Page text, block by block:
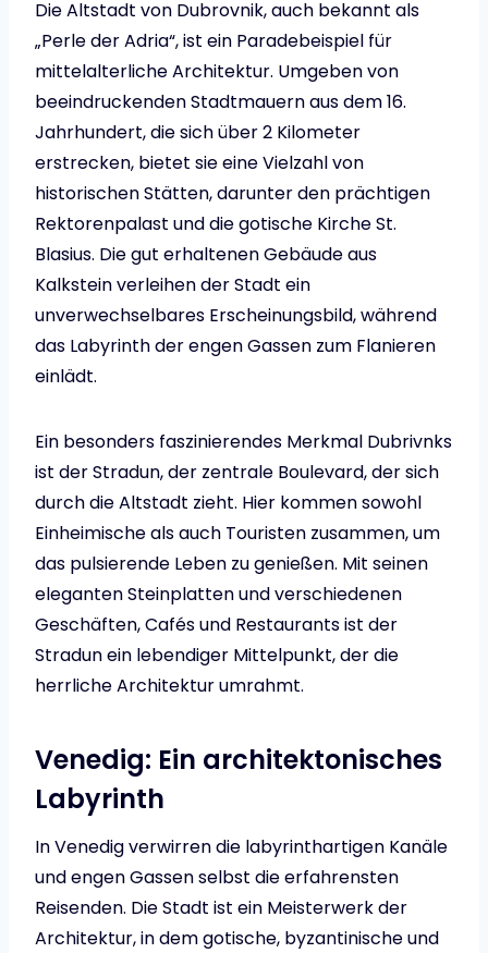
Die Altstadt von Dubrovnik, auch bekannt als
„Perle der Adria“, ist ein Paradebeispiel für
mittelalterliche Architektur. Umgeben von
beeindruckenden Stadtmauern aus dem 16.
Jahrhundert, die sich über 2 Kilometer
erstrecken, bietet sie eine Vielzahl von
historischen Stätten, darunter den prächtigen
Rektorenpalast und die gotische Kirche St.
Blasius. Die gut erhaltenen Gebäude aus
Kalkstein verleihen der Stadt ein
unverwechselbares Erscheinungsbild, während
das Labyrinth der engen Gassen zum Flanieren
einlädt.
Ein besonders faszinierendes Merkmal Dubrivnks
ist der Stradun, der zentrale Boulevard, der sich
durch die Altstadt zieht. Hier kommen sowohl
Einheimische als auch Touristen zusammen, um
das pulsierende Leben zu genießen. Mit seinen
eleganten Steinplatten und verschiedenen
Geschäften, Cafés und Restaurants ist der
Stradun ein lebendiger Mittelpunkt, der die
herrliche Architektur umrahmt.
Venedig: Ein architektonisches
Labyrinth
In Venedig verwirren die labyrinthartigen Kanäle
und engen Gassen selbst die erfahrensten
Reisenden. Die Stadt ist ein Meisterwerk der
Architektur, in dem gotische, byzantinische und